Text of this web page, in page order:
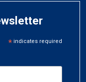
*indicates required